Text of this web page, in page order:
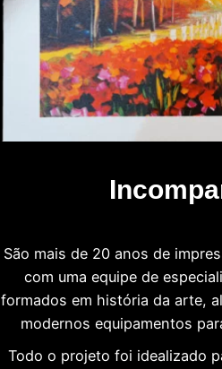
São mais de 20 anos de
com uma equipe de
formados em história da arte,
modernos equipamentos
Todo o projeto foi idealizado